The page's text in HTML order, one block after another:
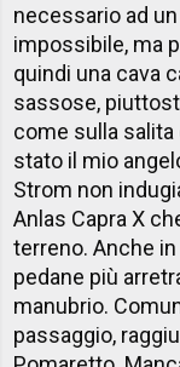
necessario ad
impossibile, ma
quindi una cava
sassose,
come sulla
stato il mio
Strom non
Anlas Capra X
terreno. Anche
pedane più
manubrio.
passaggio,